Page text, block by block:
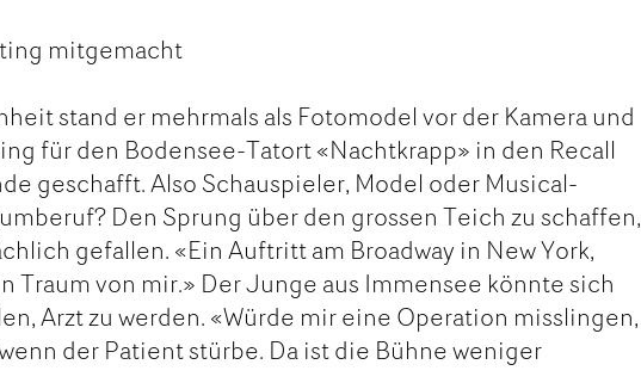
mitgemacht
stand er mehrmals als Fotomodel vor der Kamera und
für den Bodensee-Tatort «Nachtkrapp» in den Recall
geschafft. Also Schauspieler, Model oder Musical-
Den Sprung über den grossen Teich zu schaffen,
gefallen. «Ein Auftritt am Broadway in New York,
Traum von mir.» Der Junge aus Immensee könnte sich
Arzt zu werden. «Würde mir eine Operation misslingen,
der Patient stürbe. Da ist die Bühne weniger